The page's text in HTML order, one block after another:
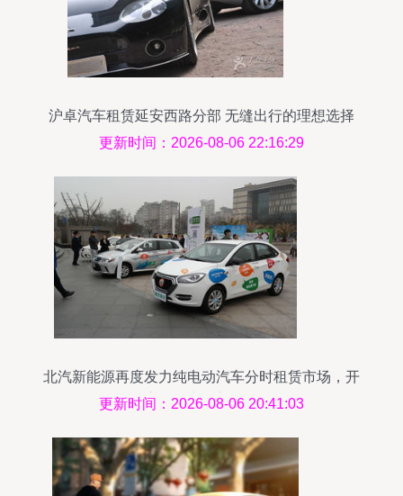
沪卓汽车租赁延安西路分部 无缝出行的理想选择
更新时间：2026-08-06 22:16:29
北汽新能源再度发力纯电动汽车分时租赁市场，开
启绿色出行新纪元
更新时间：2026-08-06 20:41:03